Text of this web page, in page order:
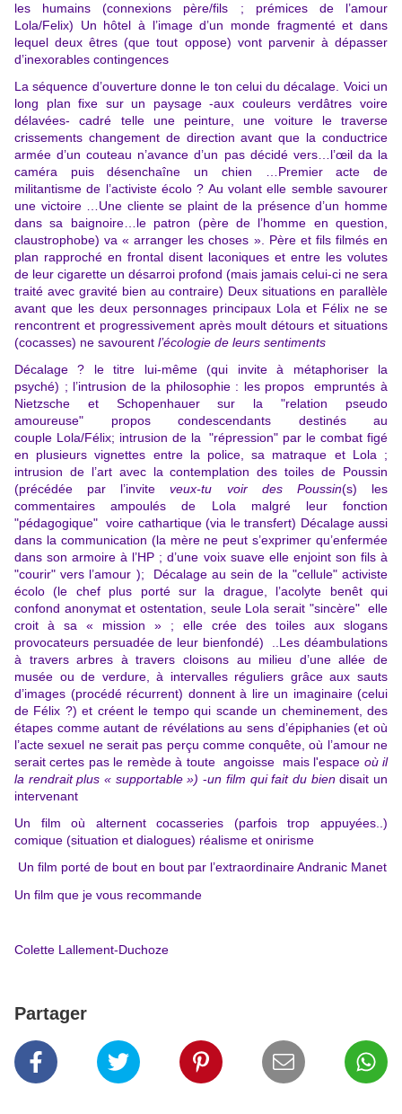
les humains (connexions père/fils ; prémices de l’amour
Lola/Felix) Un hôtel à l’image d’un monde fragmenté et dans
lequel deux êtres (que tout oppose) vont parvenir à dépasser
d’inexorables contingences
La séquence d’ouverture donne le ton celui du décalage. Voici un
long plan fixe sur un paysage -aux couleurs verdâtres voire
délavées- cadré telle une peinture, une voiture le traverse
crissements changement de direction avant que la conductrice
armée d’un couteau n’avance d’un pas décidé vers…l’œil da la
caméra puis désenchaîne un chien …Premier acte de
militantisme de l’activiste écolo ? Au volant elle semble savourer
une victoire …Une cliente se plaint de la présence d’un homme
dans sa baignoire…le patron (père de l’homme en question,
claustrophobe) va « arranger les choses ». Père et fils filmés en
plan rapproché en frontal disent laconiques et entre les volutes
de leur cigarette un désarroi profond (mais jamais celui-ci ne sera
traité avec gravité bien au contraire) Deux situations en parallèle
avant que les deux personnages principaux Lola et Félix ne se
rencontrent et progressivement après moult détours et situations
(cocasses) ne savourent l’écologie de leurs sentiments
Décalage ? le titre lui-même (qui invite à métaphoriser la
psyché) ; l’intrusion de la philosophie : les propos empruntés à
Nietzsche et Schopenhauer sur la "relation pseudo
amoureuse" propos condescendants destinés au
couple Lola/Félix; intrusion de la "répression" par le combat figé
en plusieurs vignettes entre la police,sa matraque et Lola ;
intrusion de l’art avec la contemplation des toiles de Poussin
(précédée par l’inviteveux-tu voir des Poussin(s) les
commentaires ampoulés de Lola malgré leur fonction
"pédagogique" voire cathartique (via le transfert) Décalage aussi
dans la communication (la mère ne peut s’exprimer qu’enfermée
dans son armoire à l’HP ; d’une voix suave elle enjoint son fils à
"courir" vers l’amour ); Décalage au sein de la "cellule" activiste
écolo (le chef plus porté sur la drague, l’acolyte benêt qui
confond anonymat et ostentation, seule Lola serait "sincère" elle
croit à sa « mission » ; elle crée des toiles aux slogans
provocateurs persuadée de leur bienfondé) ..Les déambulations
à travers arbres à travers cloisons au milieu d’une allée de
musée ou de verdure, à intervalles réguliers grâce aux sauts
d’images (procédé récurrent) donnent à lire un imaginaire (celui
de Félix ?) et créent le tempo qui scande un cheminement, des
étapes comme autant de révélations au sens d’épiphanies (et où
l’acte sexuel ne serait pas perçu comme conquête, où l’amour ne
serait certes pas le remède à toute angoisse mais l'espace où il
la rendrait plus « supportable ») -un film qui fait du biendisait un
intervenant
Un film où alternent cocasseries (parfois trop appuyées..)
comique (situation et dialogues) réalisme et onirisme
Un film porté de bout en bout par l’extraordinaire Andranic Manet
Un film que je vous recommande
Colette Lallement-Duchoze
Partager